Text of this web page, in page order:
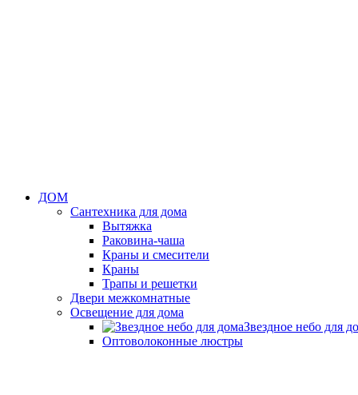
ДОМ
Сантехника для дома
Вытяжка
Раковина-чаша
Краны и смесители
Краны
Трапы и решетки
Двери межкомнатные
Освещение для дома
Звездное небо для
Оптоволоконные люстры